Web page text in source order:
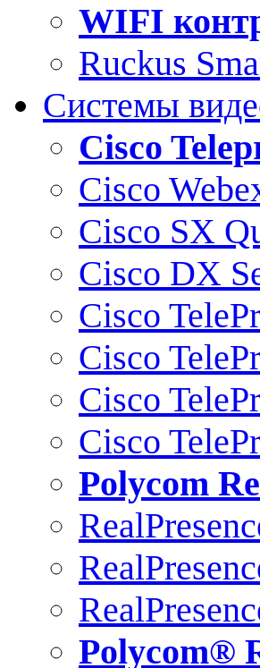
WIFI
Ruckus
Системы
Cisco
Cisco
Cisco SX
Cisco DX
Cisco
Cisco
Cisco
Cisco
Polycom
Polycom®